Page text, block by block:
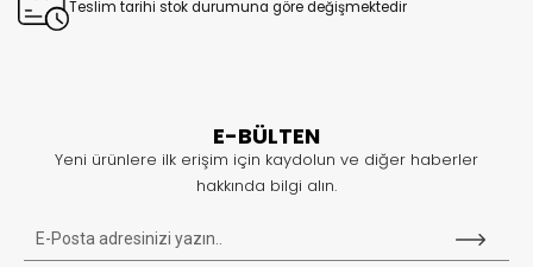
Teslim tarihi stok durumuna göre değişmektedir
E-BÜLTEN
Yeni ürünlere ilk erişim için kaydolun ve diğer haberler
hakkında bilgi alın.